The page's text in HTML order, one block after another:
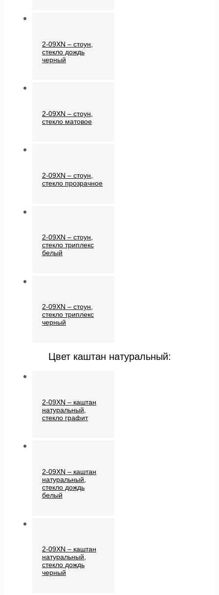
2-09XN – стоун,
стекло дождь
черный
2-09XN – стоун,
стекло матовое
2-09XN – стоун,
стекло прозрачное
2-09XN – стоун,
стекло триплекс
белый
2-09XN – стоун,
стекло триплекс
черный
Цвет каштан натуральный:
2-09XN – каштан
натуральный,
стекло графит
2-09XN – каштан
натуральный,
стекло дождь
белый
2-09XN – каштан
натуральный,
стекло дождь
черный